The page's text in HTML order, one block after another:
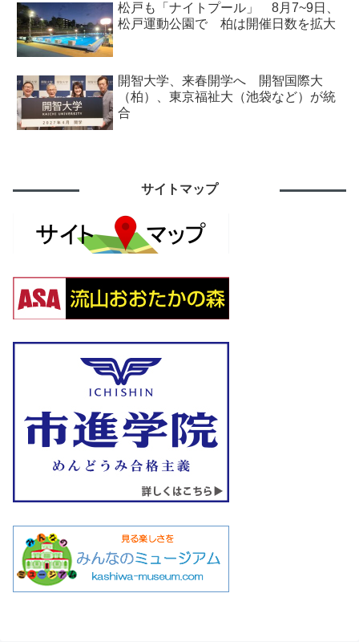
松戸も「ナイトプール」 8月7~9日、
松戸運動公園で 柏は開催日数を拡大
開智大学、来春開学へ 開智国際大
（柏）、東京福祉大（池袋など）が統
合
サイトマップ